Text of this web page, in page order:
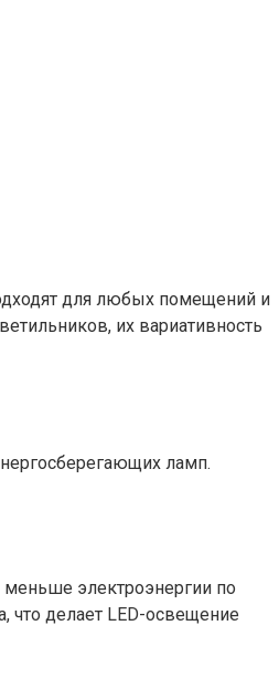
для любых помещений и
их вариативность
ламп.
меньше электроэнергии по
что делает LED-освещение